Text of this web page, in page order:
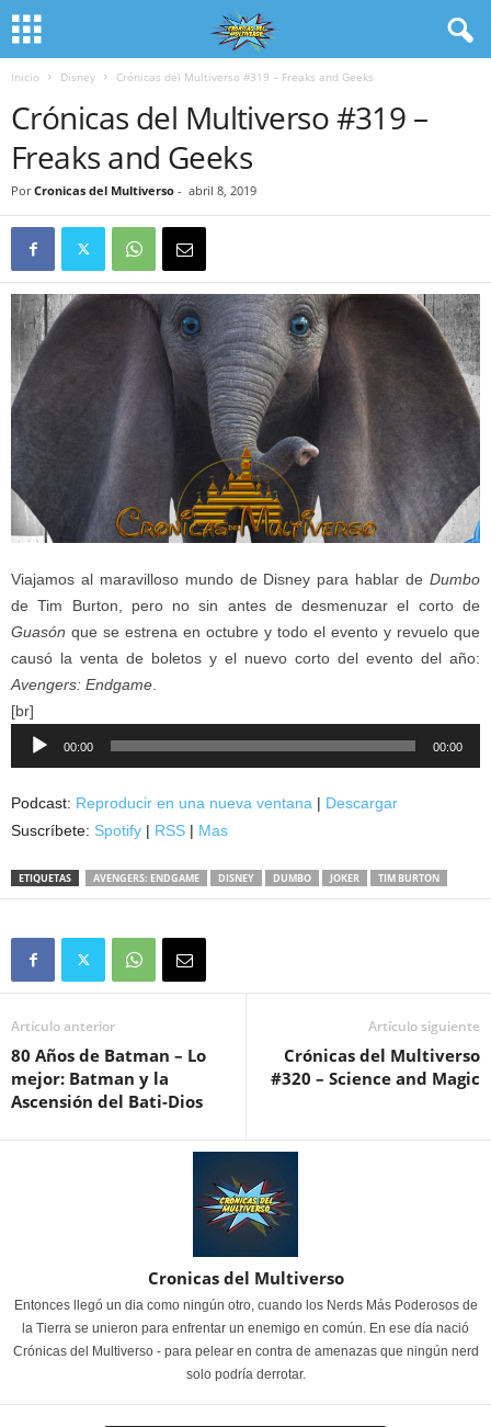
Inicio Disney Crónicas del Multiverso #319 – Freaks and Geeks
Crónicas del Multiverso #319 –
Freaks and Geeks
Por Cronicas del Multiverso - abril 8, 2019
Viajamos al maravilloso mundo de Disney para hablar de Dumbo
de Tim Burton, pero no sin antes de desmenuzar el corto de
Guasón que se estrena en octubre y todo el evento y revuelo que
causó la venta de boletos y el nuevo corto del evento del año:
Avengers: Endgame
[br]
Reproductor
00:00 00:00
Podcast: Reproducir en una nueva ventana | Descargar
Suscríbete: Spotify | RSS | Mas
ETIQUETAS AVENGERS: ENDGAME DISNEY DUMBO JOKER TIM BURTON
Artículo anterior
80 Años de Batman – Lo
mejor: Batman y la
Ascensión del Bati-Dios
Artículo siguiente
Crónicas del Multiverso
#320 – Science and Magic
Cronicas del Multiverso
Entonces llegó un dia como ningún otro, cuando los Nerds Más Poderosos de
la Tierra se unieron para enfrentar un enemigo en común. En ese día nació
Crónicas del Multiverso - para pelear en contra de amenazas que ningún nerd
solo podría derrotar.